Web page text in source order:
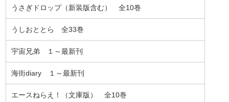
うさぎドロップ（新装版含む） 全10巻
うしおととら 全33巻
宇宙兄弟 １～最新刊
海街diary １～最新刊
エースねらえ！（文庫版） 全10巻